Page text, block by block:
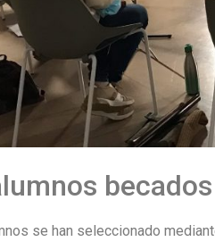
becados
se han seleccionado